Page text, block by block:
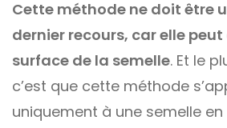
Cette méthode ne doit être
dernier recours, car elle
surface de la semelle. Et le
c’est que cette méthode
uniquement à une semelle en